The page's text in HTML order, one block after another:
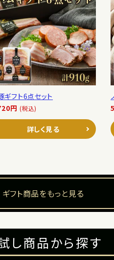
ギフト6点セット
円 (税込)
詳しく見る
ギフト商品をもっと見る
し商品から探す